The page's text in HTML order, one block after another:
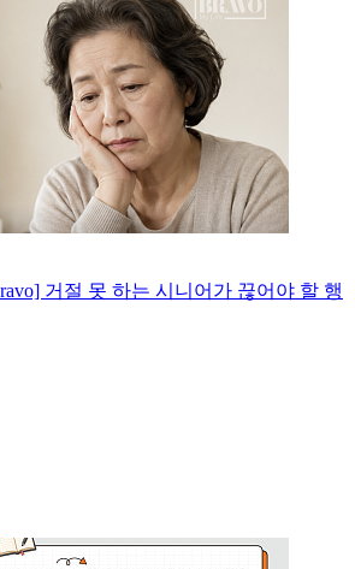
거절 못 하는 시니어가 끊어야 할 행